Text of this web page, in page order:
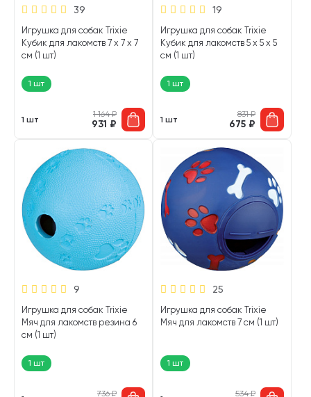
39
Игрушка для собак Trixie
Кубик для лакомств 7 х 7 х 7
см (1 шт)
1 шт
1 шт
1 164₽
931 ₽
19
Игрушка для собак Trixie
Кубик для лакомств 5 х 5 х 5
см (1 шт)
1 шт
1 шт
831₽
675 ₽
9
Игрушка для собак Trixie
Мяч для лакомств резина 6
см (1 шт)
1 шт
736₽
25
Игрушка для собак Trixie
Мяч для лакомств 7 см (1 шт)
1 шт
534₽